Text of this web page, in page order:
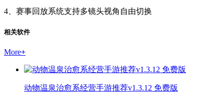
4、赛事回放系统支持多镜头视角自由切换
相关软件
More+
动物温泉治愈系经营手游推荐v1.3.12 免费版